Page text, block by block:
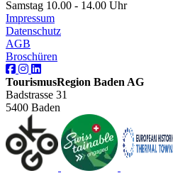
Samstag 10.00 - 14.00 Uhr
Impressum
Datenschutz
AGB
Broschüren
TourismusRegion Baden AG
Badstrasse 31
5400 Baden